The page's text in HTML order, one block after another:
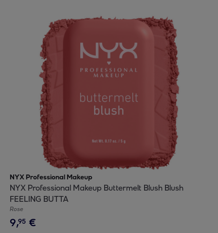
NYX Professional Makeup
NYX Professional Makeup Buttermelt Blush Blush
FEELING BUTTA
Rose
9,95 €